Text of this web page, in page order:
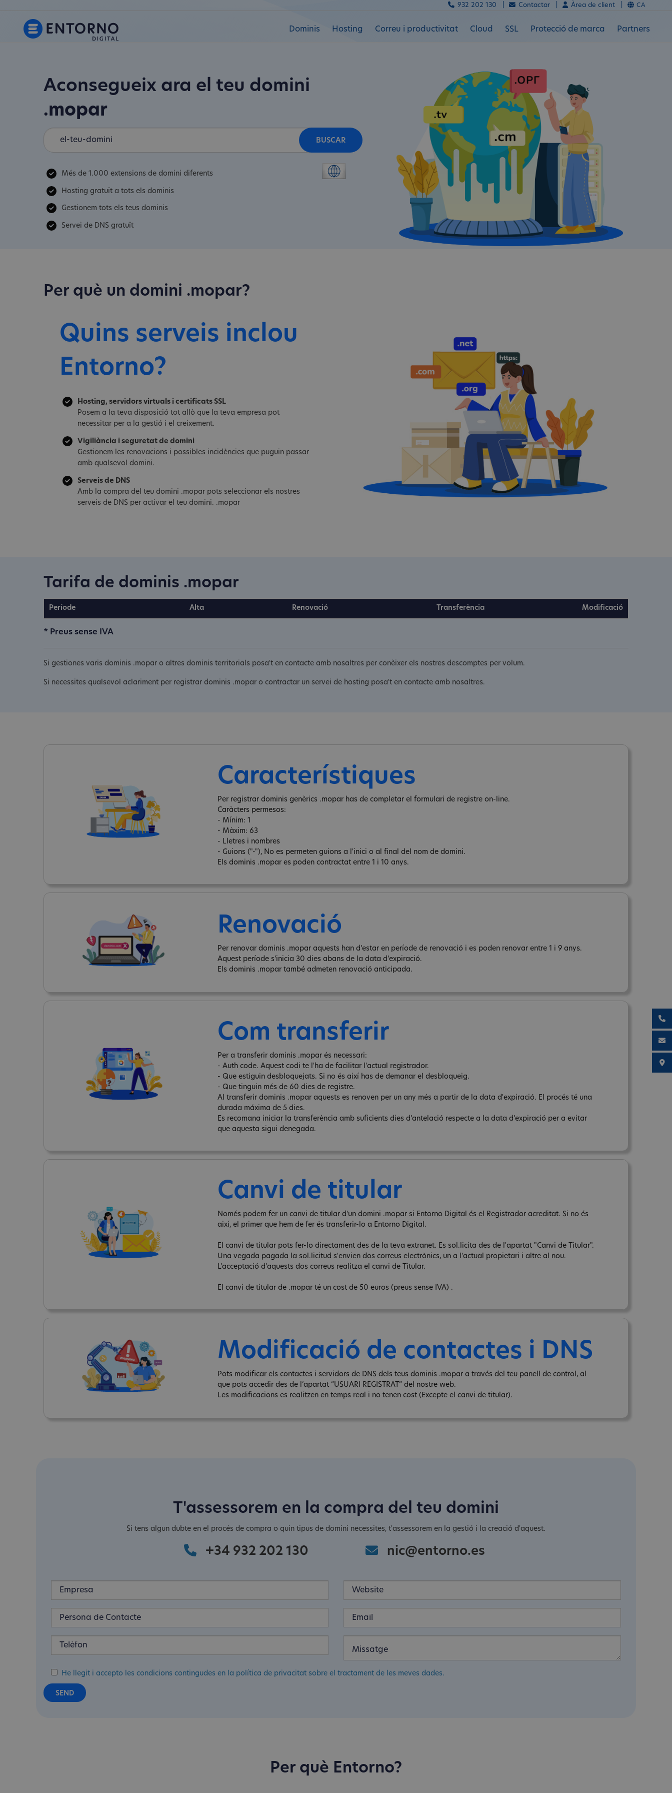
Dominis Hosting Correu i productivitat Cloud SSL Protecció de marca Partners
932 202 130 | Contactar | Àrea de client | CA
Aconsegueix ara el teu domini
.mopar
BUSCAR
Més de 1.000 extensions de domini diferents
Hosting gratuït a tots els dominis
Gestionem tots els teus dominis
Servei de DNS gratuït
Per què un domini .mopar?
Quins serveis inclou
Entorno?
Hosting, servidors virtuals i certificats SSL
Posem a la teva disposició tot allò que la teva empresa pot
necessitar per a la gestió i el creixement.
Vigiliància i seguretat de domini
Gestionem les renovacions i possibles incidències que puguin passar
amb qualsevol domini.
Serveis de DNS
Amb la compra del teu domini .mopar pots seleccionar els nostres
serveis de DNS per activar el teu domini. .mopar
Tarifa de dominis .mopar
Període Alta Renovació Transferència Modificació
* Preus sense IVA
Si gestiones varis dominis .mopar o altres dominis territorials posa't en contacte amb nosaltres per conèixer els nostres descomptes per volum.
Si necessites qualsevol aclariment per registrar dominis .mopar o contractar un servei de hosting posa't en contacte amb nosaltres.
Característiques
Per registrar dominis genèrics .mopar has de completar el formulari de registre on-line.
Caràcters permesos:
- Mínim: 1
- Màxim: 63
- Lletres i nombres
- Guions ("-"), No es permeten guions a l'inici o al final del nom de domini.
Els dominis .mopar es poden contractat entre 1 i 10 anys.
Renovació
Per renovar dominis .mopar aquests han d’estar en període de renovació i es poden renovar entre 1 i 9 anys.
Aquest període s’inicia 30 dies abans de la data d’expiració.
Els dominis .mopar també admeten renovació anticipada.
Com transferir
Per a transferir dominis .mopar és necessari:
- Auth code. Aquest codi te l'ha de facilitar l'actual registrador.
- Que estiguin desbloquejats. Si no és així has de demanar el desbloqueig.
- Que tinguin més de 60 dies de registre.
Al transferir dominis .mopar aquests es renoven per un any més a partir de la data d'expiració. El procés té una
durada máxima de 5 dies.
Es recomana iniciar la transferència amb suficients dies d’antelació respecte a la data d’expiració per a evitar
que aquesta sigui denegada.
Canvi de titular
Només podem fer un canvi de titular d'un domini .mopar si Entorno Digital és el Registrador acreditat. Si no és
així, el primer que hem de fer és transferir-lo a Entorno Digital.
El canvi de titular pots fer-lo directament des de la teva extranet. Es sol.licita des de l'apartat "Canvi de Titular".
Una vegada pagada la sol.licitud s'envien dos correus electrònics, un a l'actual propietari i altre al nou.
L'acceptació d'aquests dos correus realitza el canvi de Titular.
El canvi de titular de .mopar té un cost de 50 euros (preus sense IVA) .
Modificació de contactes i DNS
Pots modificar els contactes i servidors de DNS dels teus dominis .mopar a través del teu panell de control, al
que pots accedir des de l‘apartat “USUARI REGISTRAT” del nostre web.
Les modificacions es realitzen en temps real i no tenen cost (Excepte el canvi de titular).
T'assessorem en la compra del teu domini
Si tens algun dubte en el procés de compra o quin tipus de domini necessites, t'assessorem en la gestió i la creació d'aquest.
+34 932 202 130 nic@entorno.es
He llegit i accepto les condicions contingudes en la política de privacitat sobre el tractament de les meves dades.
Per què Entorno?